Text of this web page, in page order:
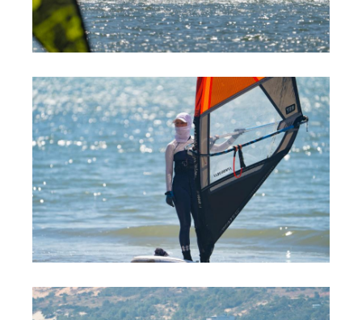
Места катания
Наши станции
Ветратория.Дахаб
Ветратория Россия
Ветратория.Вьетнам
Цены
Обучение Виндсерфингу
Прокат виндсерфинга и винг фойла
Классический серфинг и SUP
Продажа оборудования